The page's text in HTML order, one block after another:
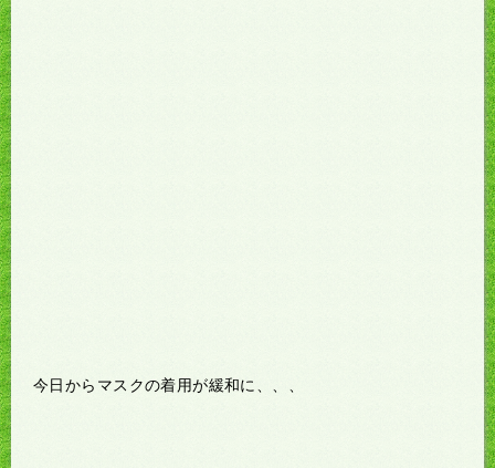
今日からマスクの着用が緩和に、、、